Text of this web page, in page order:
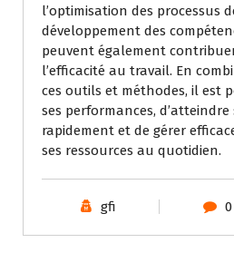
l’optimisation des processus
développement des
peuvent également
l’efficacité au travail. En
ces outils et méthodes, il est
ses performances,
rapidement et de gérer
ses ressources au quotidien.
gfi